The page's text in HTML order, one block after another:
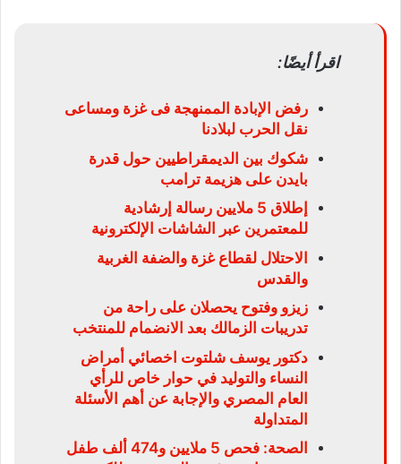
اقرأ أيضًا:
رفض الإبادة الممنهجة فى غزة ومساعى
نقل الحرب لبلادنا
شكوك بين الديمقراطيين حول قدرة
بايدن على هزيمة ترامب
إطلاق 5 ملايين رسالة إرشادية
للمعتمرين عبر الشاشات الإلكترونية
الاحتلال لقطاع غزة والضفة الغربية
والقدس
زيزو وفتوح يحصلان على راحة من
تدريبات الزمالك بعد الانضمام للمنتخب
دكتور يوسف شلتوت اخصائي أمراض
النساء والتوليد في حوار خاص للرأي
العام المصري والإجابة عن أهم الأسئلة
المتداولة
الصحة: فحص 5 ملايين و474 ألف طفل